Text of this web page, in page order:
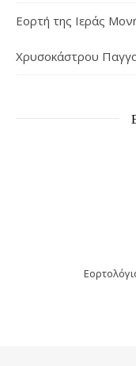
Εορτή της Ιεράς
Χρυσοκάστρου